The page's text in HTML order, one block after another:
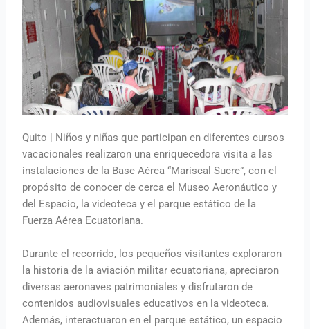
Quito | Niños y niñas que participan en diferentes cursos
vacacionales realizaron una enriquecedora visita a las
instalaciones de la Base Aérea “Mariscal Sucre”, con el
propósito de conocer de cerca el Museo Aeronáutico y
del Espacio, la videoteca y el parque estático de la
Fuerza Aérea Ecuatoriana.
Durante el recorrido, los pequeños visitantes exploraron
la historia de la aviación militar ecuatoriana, apreciaron
diversas aeronaves patrimoniales y disfrutaron de
contenidos audiovisuales educativos en la videoteca.
Además, interactuaron en el parque estático, un espacio